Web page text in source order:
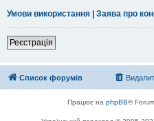
Умови використання | Заява про
Реєстрація
Список форумів
Працює на phpBB®